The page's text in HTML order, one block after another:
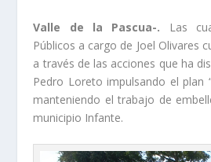
Valle de la Pascua-.
Las
Públicos a cargo de Joel Olivares
a través de las acciones que ha
Pedro Loreto impulsando el plan
manteniendo el trabajo de
municipio Infante.